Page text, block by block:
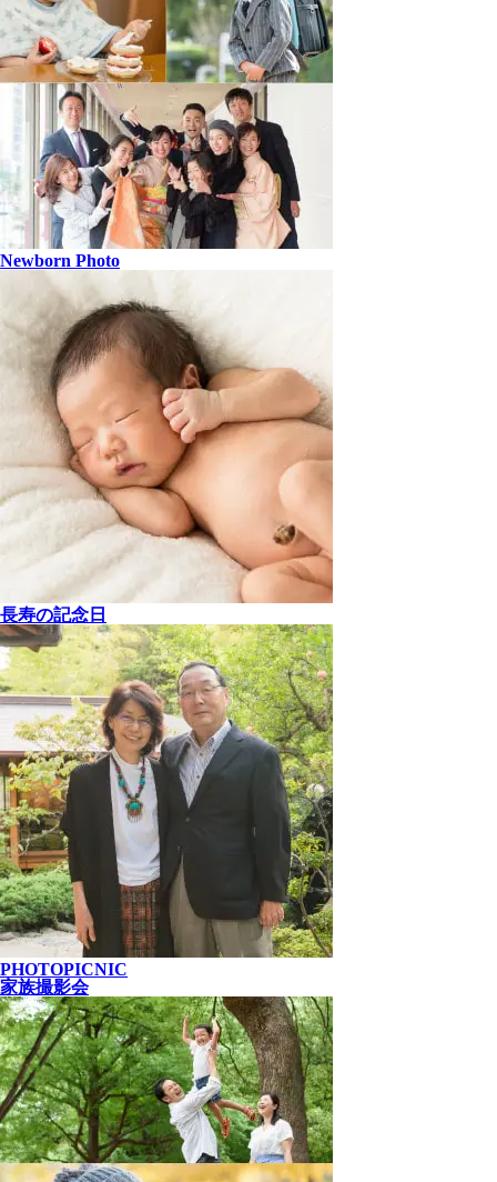
Newborn Photo
長寿の記念日
PHOTOPICNIC
家族撮影会